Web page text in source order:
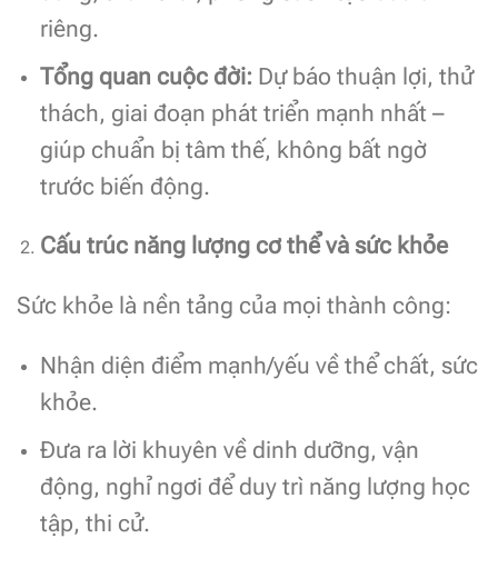
riêng.
Tổng quan cuộc đời: Dự báo thuận lợi, thử
thách, giai đoạn phát triển mạnh nhất –
giúp chuẩn bị tâm thế, không bất ngờ
trước biến động.
Cấu trúc năng lượng cơ thể và sức khỏe
Sức khỏe là nền tảng của mọi thành công:
Nhận diện điểm mạnh/yếu về thể chất, sức
khỏe.
Đưa ra lời khuyên về dinh dưỡng, vận
động, nghỉ ngơi để duy trì năng lượng học
tập, thi cử.